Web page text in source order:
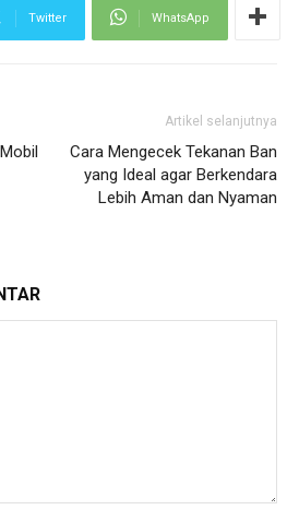
Twitter WhatsApp
Artikel selanjutnya
Cara Mengecek Tekanan Ban
yang Ideal agar Berkendara
Lebih Aman dan Nyaman